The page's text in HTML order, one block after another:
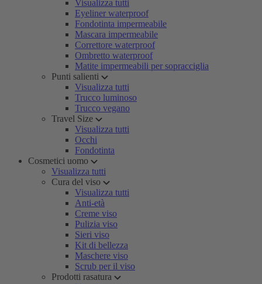
Visualizza tutti
Eyeliner waterproof
Fondotinta impermeabile
Mascara impermeabile
Correttore waterproof
Ombretto waterproof
Matite impermeabili per sopracciglia
Punti salienti
Visualizza tutti
Trucco luminoso
Trucco vegano
Travel Size
Visualizza tutti
Occhi
Fondotinta
Cosmetici uomo
Visualizza tutti
Cura del viso
Visualizza tutti
Anti-età
Creme viso
Pulizia viso
Sieri viso
Kit di bellezza
Maschere viso
Scrub per il viso
Prodotti rasatura